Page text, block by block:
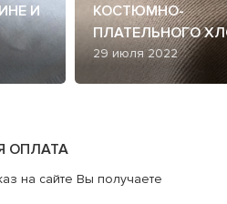
И
КОСТЮМНО-
ПЛАТЕЛЬНОГО
29 июля 2022
ОПЛАТА
на сайте Вы получаете